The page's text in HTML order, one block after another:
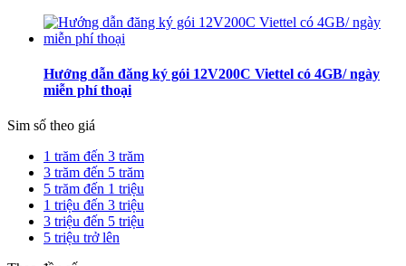
Hướng dẫn đăng ký gói 12V200C Viettel có 4GB/ ngày
miễn phí thoại
Sim số theo giá
1 trăm đến 3 trăm
3 trăm đến 5 trăm
5 trăm đến 1 triệu
1 triệu đến 3 triệu
3 triệu đến 5 triệu
5 triệu trở lên